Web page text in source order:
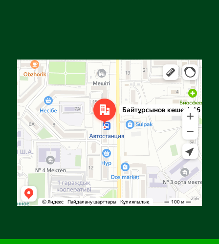
Яндекс Карталар — көлік, навигация, орындарды іздеу